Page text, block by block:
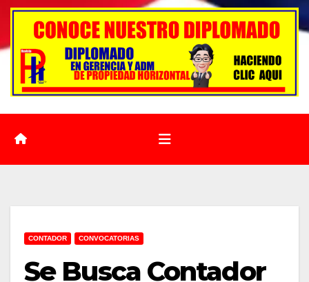
CONTADOR CONVOCATORIAS
Se Busca Contador